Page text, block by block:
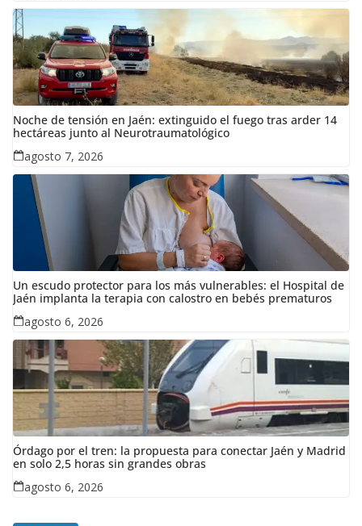
Noche de tensión en Jaén: extinguido el fuego tras arder 14
hectáreas junto al Neurotraumatológico
agosto 7, 2026
Un escudo protector para los más vulnerables: el Hospital de
Jaén implanta la terapia con calostro en bebés prematuros
agosto 6, 2026
Órdago por el tren: la propuesta para conectar Jaén y Madrid
en solo 2,5 horas sin grandes obras
agosto 6, 2026